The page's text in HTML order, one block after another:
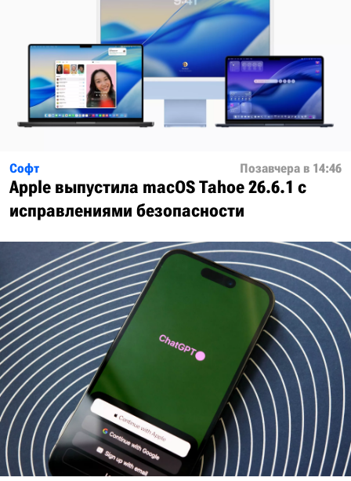
Софт Позавчера в 14:46
Apple выпустила macOS Tahoe 26.6.1 с
исправлениями безопасности